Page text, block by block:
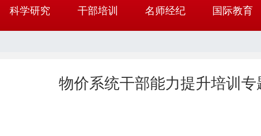
科学研究 干部培训 名师经纪 国际教育
物价系统干部能力提升培训专